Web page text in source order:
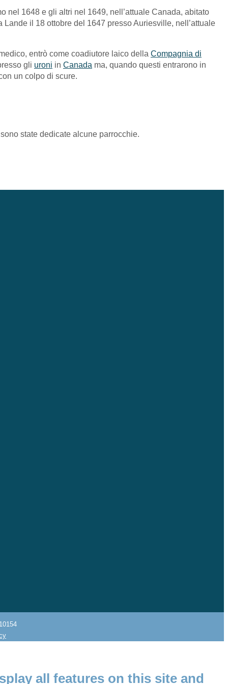
nel 1648 e gli altri nel 1649, nell’attuale Canada, abitato
il 18 ottobre del 1647 presso Auriesville, nell’attuale
entrò come coadiutore laico della Compagnia di
gli uroni in Canada ma, quando questi entrarono in
un colpo di scure.
state dedicate alcune parrocchie.
all features on this site and